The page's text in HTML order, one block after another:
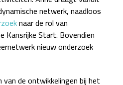
netwerk, naadloos
naar de rol van
Kansrijke Start. Bovendien
nieuw onderzoek
de ontwikkelingen bij het